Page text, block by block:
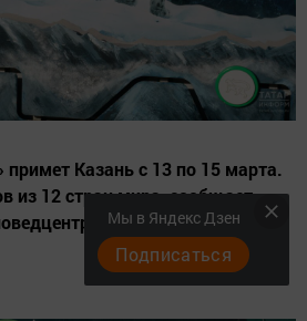
примет Казань с 13 по 15 марта.
из 12 стран мира, сообщает
Мы в Яндекс Дзен
Подписаться